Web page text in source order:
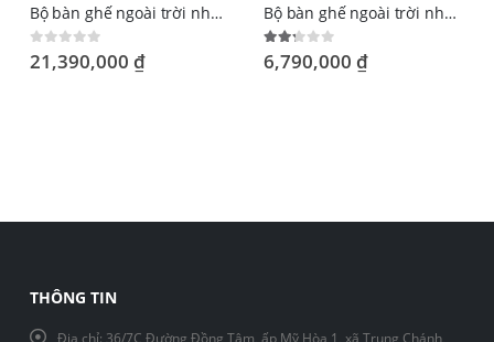
Bộ bàn ghế ngoài trời nhôm đúc tphcm
0out of 5
21,390,000 ₫
Bộ bàn ghế ngoài trời nhôm đúc
2.20out of 5
6,790,000 ₫
THÔNG TIN
Địa chỉ: 36/7C Đường Đồng Tâm, ấp Mỹ Hòa 1, xã Trung Chánh,